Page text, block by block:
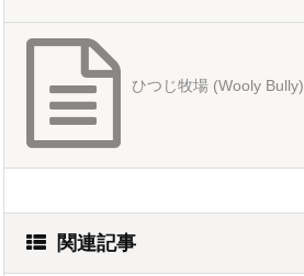
ひつじ牧場 (Wooly Bully)
関連記事